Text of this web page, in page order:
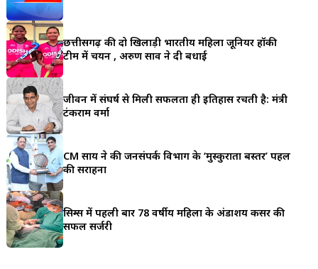
छत्तीसगढ़ की दो खिलाड़ी भारतीय महिला जूनियर हॉकी
टीम में चयन , अरुण साव ने दी बधाई
जीवन में संघर्ष से मिली सफलता ही इतिहास रचती है: मंत्री
टंकराम वर्मा
CM साय ने की जनसंपर्क विभाग के ‘मुस्कुराता बस्तर’ पहल
की सराहना
सिम्स में पहली बार 78 वर्षीय महिला के अंडाशय कैंसर की
सफल सर्जरी